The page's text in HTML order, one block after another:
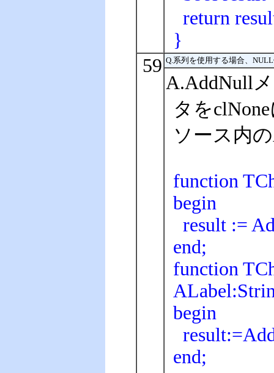
return
}
59 Q.系列を使用する場合、
A.AddNull
タを
ソース内
function
begin
result :=
end;
function
begin
end;